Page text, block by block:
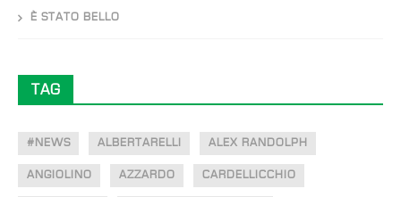
È STATO BELLO
TAG
#NEWS ALBERTARELLI ALEX RANDOLPH
ANGIOLINO AZZARDO CARDELLICCHIO